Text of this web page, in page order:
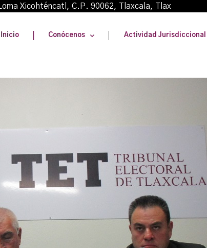
Loma Xicohténcatl, C.P. 90062, Tlaxcala, Tlax
Inicio Conócenos Actividad Jurisdiccional